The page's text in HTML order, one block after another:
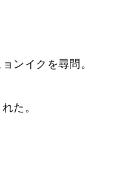
ンイクを尋問。
た。